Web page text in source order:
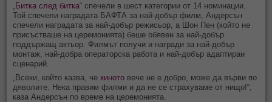
Битка след битка“ спечели в шест категории от 14 номинации.
Той спечели наградата БАФТА за най-добър филм, Андерсън
спечели наградата за най-добър режисьор, а Шон Пен (който не
присъстваше на церемонията) беше обявен за най-добър
поддържащ актьор. Филмът получи и награди за най-добър
монтаж, най-добра операторска работа и най-добър адаптиран
сценарий.
„Всеки, който казва, че киното вече не е добро, може да върви по
дяволите. Нека правим филми и да не се страхуваме от нищо!“,
каза Андерсън по време на церемонията.